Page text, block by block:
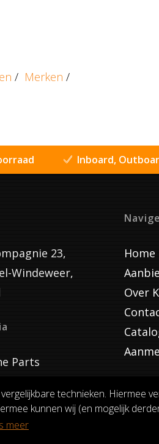
technieken. Hiermee
kunnen wij (en mogelijk
meer
/ Merken /
Inboard,
23,
Windeweer,
Parts
Home
Over